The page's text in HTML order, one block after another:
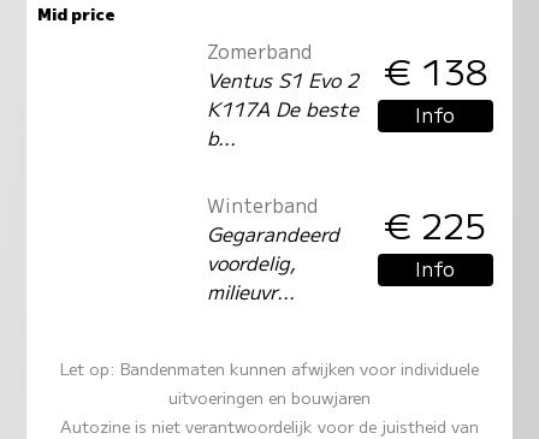
Mid price
Zomerband
Ventus S1 Evo 2
K117A De beste
b...
€ 138
Info
Winterband
Gegarandeerd
voordelig,
milieuvr...
€ 225
Info
Let op: Bandenmaten kunnen afwijken voor individuele
uitvoeringen en bouwjaren
Autozine is niet verantwoordelijk voor de juistheid van